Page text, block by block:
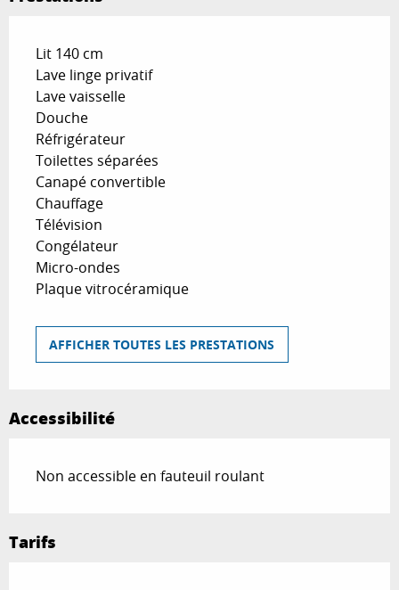
Lit 140 cm
Lave linge privatif
Lave vaisselle
Douche
Réfrigérateur
Toilettes séparées
Canapé convertible
Chauffage
Télévision
Congélateur
Micro-ondes
Plaque vitrocéramique
AFFICHER TOUTES LES PRESTATIONS
Accessibilité
Non accessible en fauteuil roulant
Tarifs